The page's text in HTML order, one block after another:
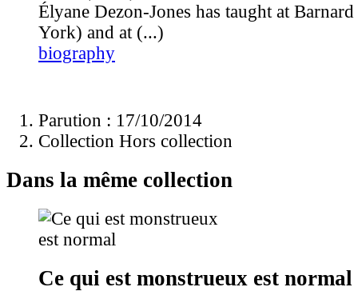
Élyane Dezon-Jones has taught at
York) and at (...)
biography
Parution : 17/10/2014
Collection Hors collection
Dans la même collection
Ce qui est monstrueux est normal